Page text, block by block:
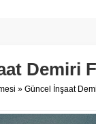
Demiri
» Güncel İnşaat